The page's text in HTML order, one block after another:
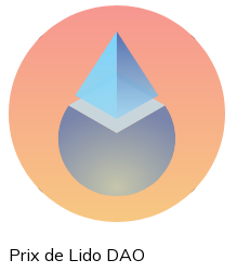
Ethereum
ETH
Prix de Lido DAO